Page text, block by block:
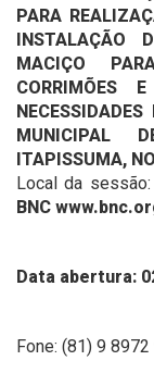
PARA
INSTALAÇÃO
MACIÇO
CORRIMÕES
MUNICIPAL
ITAPISSUMA,
Local da sessão:
BNC
Data abertura:
Fone: (81) 9